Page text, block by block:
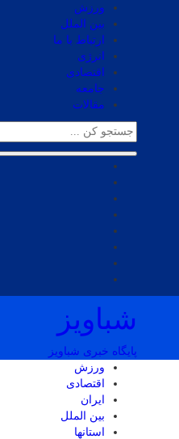
ورزش
بین الملل
ارتباط با ما
انرژی
اقتصادی
جامعه
مقالات
شباویز
پایگاه خبری شباویز
ورزش
اقتصادی
ایران
بین الملل
استانها